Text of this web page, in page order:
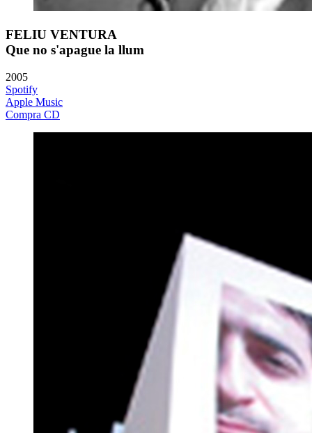
FELIU VENTURA
Que no s'apague la llum
2005
Spotify
Apple Music
Compra CD